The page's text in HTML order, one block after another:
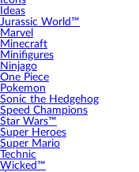
Ideas
Jurassic World™
Marvel
Minecraft
Minifigures
Ninjago
One Piece
Pokemon
Sonic the Hedgehog
Speed Champions
Star Wars™
Super Heroes
Super Mario
Technic
Wicked™